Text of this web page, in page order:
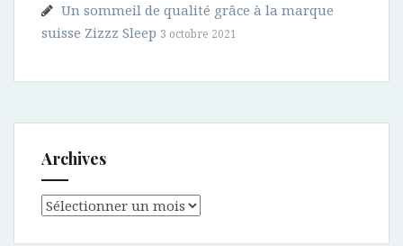
Un sommeil de qualité grâce à la marque
suisse Zizzz Sleep 3 octobre 2021
Archives
Archives